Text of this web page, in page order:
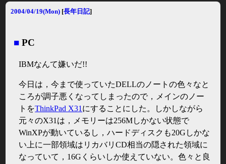
2004/04/19(Mon) [長年日記]
■ PC
IBMなんて嫌いだ!!
今日は，今まで使っていたDELLのノートの色々なと
ころが調子悪くなってしまったので，メインのノー
トをThinkPad X31 にすることにした。しかしながら
元々のX31は，メモリーは256Mしかない状態で
WinXPが動いているし，ハードディスクも20Gしかな
い上に一部領域はリカバリCD相当の隠された領域に
なっていて，16Gくらいしか使えていない。色々と良